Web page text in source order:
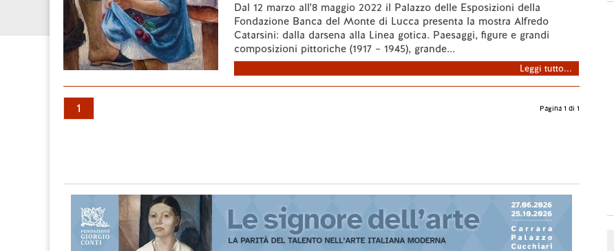
Dal 12 marzo all'8 maggio 2022 il Palazzo delle Esposizioni della
Fondazione Banca del Monte di Lucca presenta la mostra Alfredo
Catarsini: dalla darsena alla Linea gotica. Paesaggi, figure e grandi
composizioni pittoriche (1917 – 1945), grande...
Leggi tutto...
1 Pagina 1 di 1